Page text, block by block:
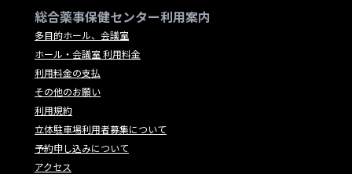
総合薬事保健センター利用案内
多目的ホール、会議室
ホール・会議室 利用料金
利用料金の支払
その他のお願い
利用規約
立体駐車場利用者募集について
予約申し込みについて
アクセス